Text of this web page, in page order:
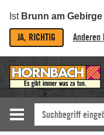
Ist Brunn am Gebirge
JA, RICHTIG Anderen